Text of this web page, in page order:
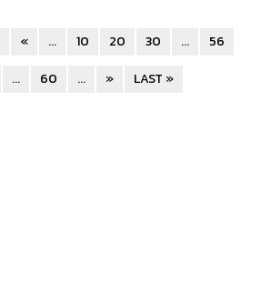
« ... 10 20 30 ...
56
... 60 ... » LAST »